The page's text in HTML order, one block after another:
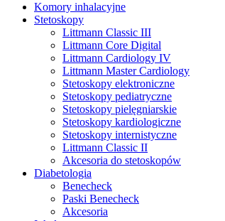
Komory inhalacyjne
Stetoskopy
Littmann Classic III
Littmann Core Digital
Littmann Cardiology IV
Littmann Master Cardiology
Stetoskopy elektroniczne
Stetoskopy pediatryczne
Stetoskopy pielęgniarskie
Stetoskopy kardiologiczne
Stetoskopy internistyczne
Littmann Classic II
Akcesoria do stetoskopów
Diabetologia
Benecheck
Paski Benecheck
Akcesoria